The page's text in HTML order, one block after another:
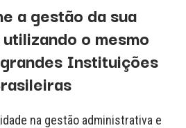
a gestão da sua
o mesmo
Instituições
na gestão administrativa e